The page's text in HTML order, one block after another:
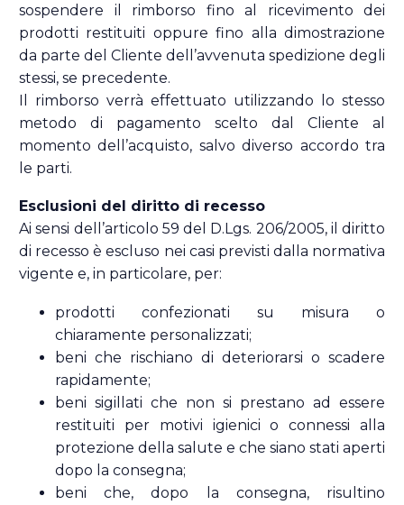
sospendere il rimborso fino al ricevimento dei
prodotti restituiti oppure fino alla dimostrazione
da parte del Cliente dell’avvenuta spedizione degli
stessi, se precedente.
Il rimborso verrà effettuato utilizzando lo stesso
metodo di pagamento scelto dal Cliente al
momento dell’acquisto, salvo diverso accordo tra
le parti.
Esclusioni del diritto di recesso
Ai sensi dell’articolo 59 del D.Lgs. 206/2005, il diritto
di recesso è escluso nei casi previsti dalla normativa
vigente e, in particolare, per:
prodotti confezionati su misura o
chiaramente personalizzati;
beni che rischiano di deteriorarsi o scadere
rapidamente;
beni sigillati che non si prestano ad essere
restituiti per motivi igienici o connessi alla
protezione della salute e che siano stati aperti
dopo la consegna;
beni che, dopo la consegna, risultino